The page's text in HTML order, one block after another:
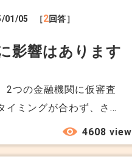
01/05 ［2回答］
影響はあります
2つの金融機関に仮審査
ミングが合わず、さら
査履歴が残る可能性があ
4608 view